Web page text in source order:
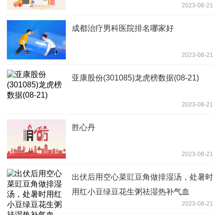
2023-08-21
成都治疗男科医院排名哪家好
2023-08-21
亚康股份(301085)龙虎榜数据(08-21)
2023-08-21
胜心丹
2023-08-21
出伏后用空心菜豇豆角做排湿汤，处暑时
用红小豆绿豆花生粥祛湿热补气血
2023-08-21